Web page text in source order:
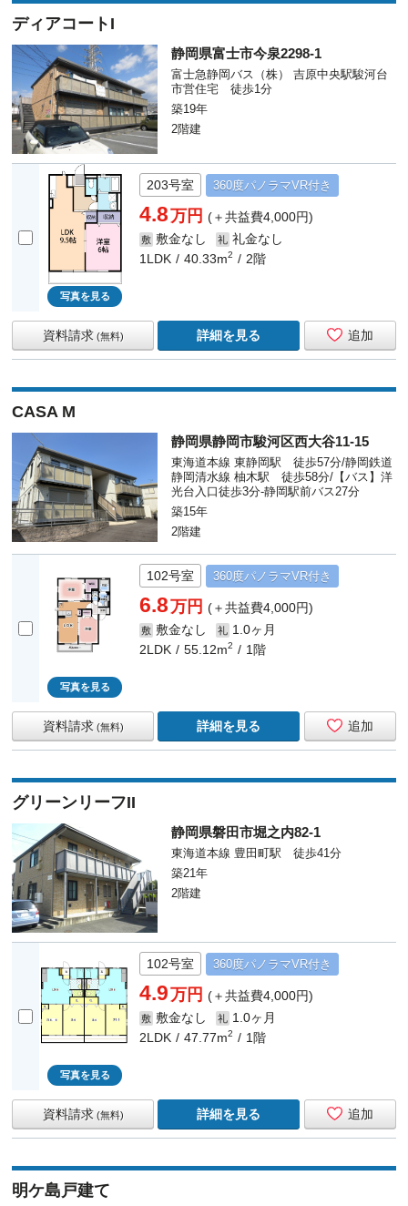
ディアコートI
静岡県富士市今泉2298-1
富士急静岡バス（株） 吉原中央駅駿河台
市営住宅 徒歩1分
築19年
2階建
写真を見る
203号室 360度パノラマVR付き
4.8万円(＋共益費4,000円)
敷 敷金なし 礼 礼金なし
1LDK
40.33m2 2階
追加
資料請求 (無料) 詳細を見る
CASA M
静岡県静岡市駿河区西大谷11-15
東海道本線 東静岡駅 徒歩57分/静岡鉄道
静岡清水線 柚木駅 徒歩58分/【バス】洋
光台入口徒歩3分-静岡駅前バス27分
築15年
2階建
写真を見る
102号室 360度パノラマVR付き
6.8万円(＋共益費4,000円)
敷 敷金なし 礼 1.0ヶ月
2LDK
55.12m2 1階
追加
資料請求 (無料) 詳細を見る
グリーンリーフII
静岡県磐田市堀之内82-1
東海道本線 豊田町駅 徒歩41分
築21年
2階建
写真を見る
102号室 360度パノラマVR付き
4.9万円(＋共益費4,000円)
敷 敷金なし 礼 1.0ヶ月
2LDK
47.77m2 1階
追加
資料請求 (無料) 詳細を見る
明ケ島戸建て